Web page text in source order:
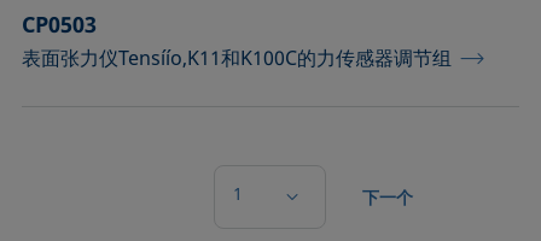
CP0503
表面张力仪Tensíío,K11和K100C的力传感器调节组
1 下一个